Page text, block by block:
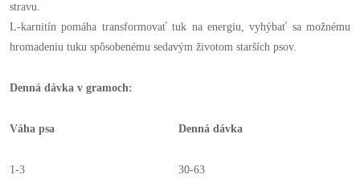
stravu.
L-karnitín pomáha transformovať tuk na energiu, vyhýbať sa možnému
hromadeniu tuku spôsobenému sedavým životom starších psov.
Denná dávka v gramoch:
Váha psa Denná dávka
1-3 30-63